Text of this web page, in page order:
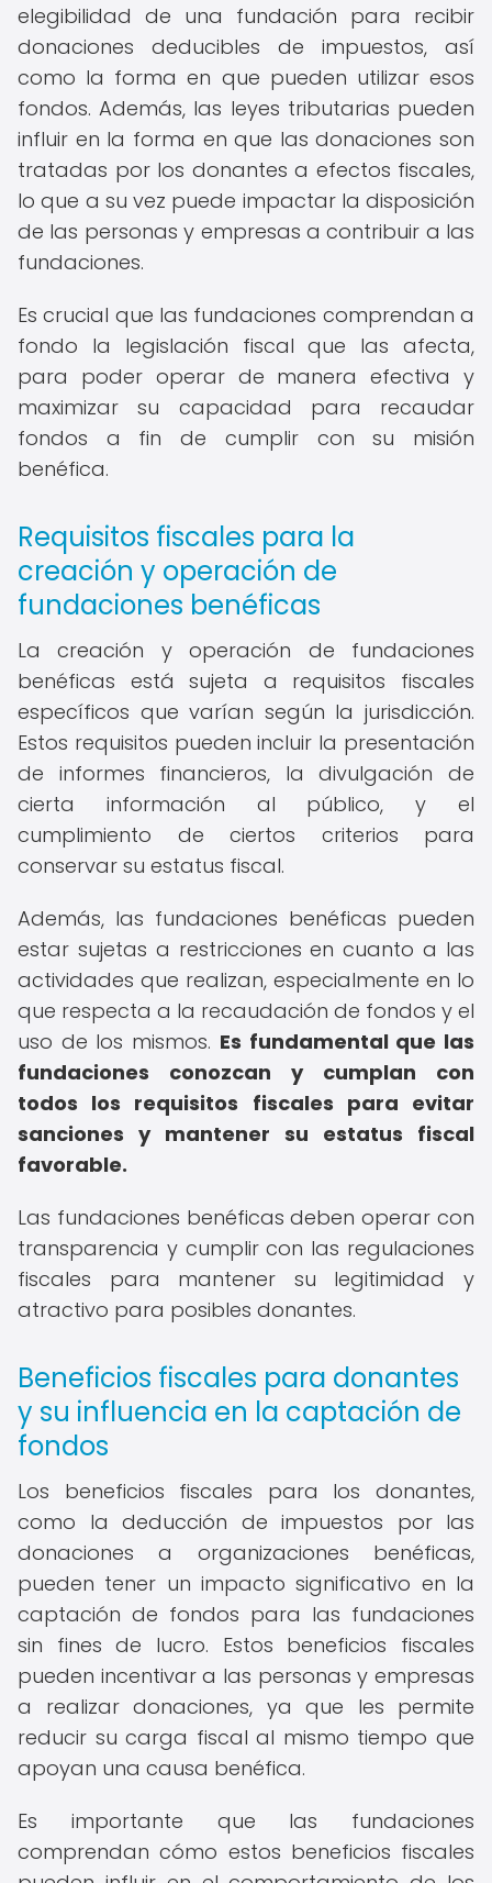
elegibilidad de una fundación para recibir
donaciones deducibles de impuestos, así
como la forma en que pueden utilizar esos
fondos. Además, las leyes tributarias pueden
influir en la forma en que las donaciones son
tratadas por los donantes a efectos fiscales,
lo que a su vez puede impactar la disposición
de las personas y empresas a contribuir a las
fundaciones.
Es crucial que las fundaciones comprendan a
fondo la legislación fiscal que las afecta,
para poder operar de manera efectiva y
maximizar su capacidad para recaudar
fondos a fin de cumplir con su misión
benéfica.
Requisitos fiscales para la
creación y operación de
fundaciones benéficas
La creación y operación de fundaciones
benéficas está sujeta a requisitos fiscales
específicos que varían según la jurisdicción.
Estos requisitos pueden incluir la presentación
de informes financieros, la divulgación de
cierta información al público, y el
cumplimiento de ciertos criterios para
conservar su estatus fiscal.
Además, las fundaciones benéficas pueden
estar sujetas a restricciones en cuanto a las
actividades que realizan, especialmente en lo
que respecta a la recaudación de fondos y el
uso de los mismos. Es fundamental que las
fundaciones conozcan y cumplan con
todos los requisitos fiscales para evitar
sanciones y mantener su estatus fiscal
favorable.
Las fundaciones benéficas deben operar con
transparencia y cumplir con las regulaciones
fiscales para mantener su legitimidad y
atractivo para posibles donantes.
Beneficios fiscales para donantes
y su influencia en la captación de
fondos
Los beneficios fiscales para los donantes,
como la deducción de impuestos por las
donaciones a organizaciones benéficas,
pueden tener un impacto significativo en la
captación de fondos para las fundaciones
sin fines de lucro. Estos beneficios fiscales
pueden incentivar a las personas y empresas
a realizar donaciones, ya que les permite
reducir su carga fiscal al mismo tiempo que
apoyan una causa benéfica.
Es importante que las fundaciones
comprendan cómo estos beneficios fiscales